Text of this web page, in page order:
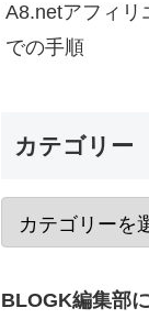
A8.netアフィリ
での手順
カテゴリー
BLOGK編集部